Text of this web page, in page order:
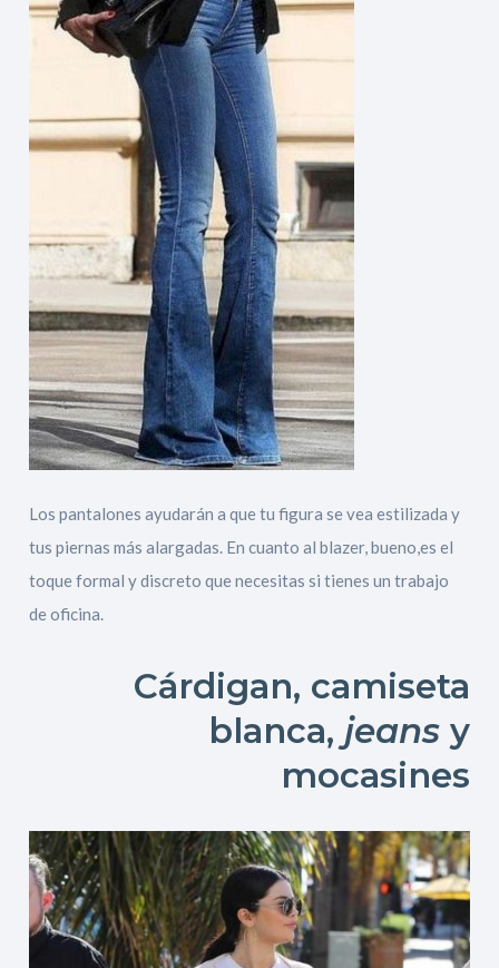
Los pantalones ayudarán a que tu figura se vea estilizada y
tus piernas más alargadas. En cuanto al blazer, bueno,es el
toque formal y discreto que necesitas si tienes un trabajo
de oficina.
Cárdigan, camiseta
blanca, jeansy
mocasines